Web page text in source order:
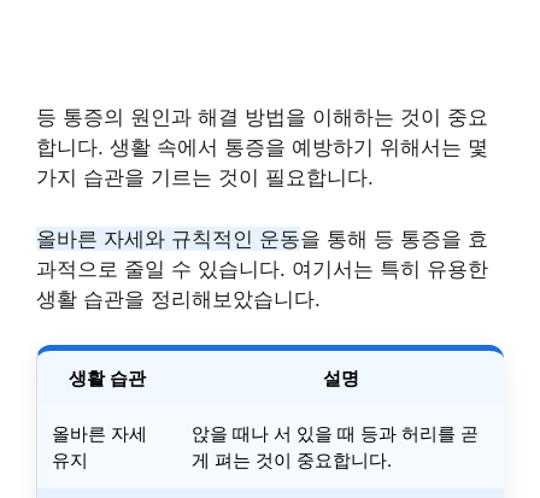
등 통증의 원인과 해결 방법을 이해하는 것이 중요
합니다. 생활 속에서 통증을 예방하기 위해서는 몇
가지 습관을 기르는 것이 필요합니다.
올바른 자세와 규칙적인 운동을 통해 등 통증을 효
과적으로 줄일 수 있습니다. 여기서는 특히 유용한
생활 습관을 정리해보았습니다.
생활 습관 설명
올바른 자세
유지
앉을 때나 서 있을 때 등과 허리를 곧
게 펴는 것이 중요합니다.